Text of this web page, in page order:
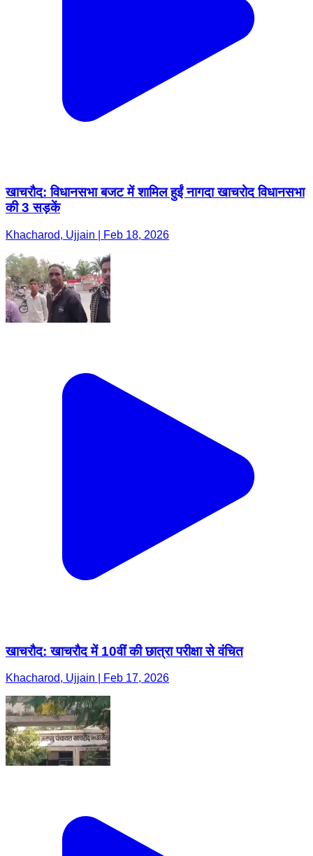
खाचरौद: विधानसभा बजट में शामिल हुईं नागदा खाचरोद विधानसभा
की 3 सड़कें
Khacharod, Ujjain | Feb 18, 2026
खाचरौद: खाचरौद में 10वीं की छात्रा परीक्षा से वंचित
Khacharod, Ujjain | Feb 17, 2026